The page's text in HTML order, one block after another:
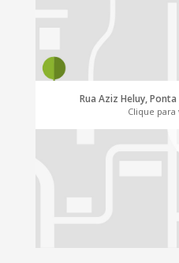
Rua Aziz Heluy,
Clique